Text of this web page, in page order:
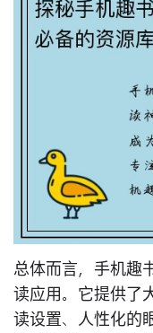
总体而言，手机趣
读应用。它提供了
读设置、人性化的